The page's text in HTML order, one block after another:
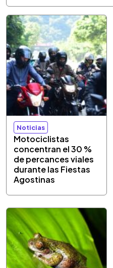
Noticias
Motociclistas
concentran el 30 %
de percances viales
durante las Fiestas
Agostinas